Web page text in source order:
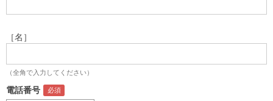
［名］
（全角で入力してください）
電話番号